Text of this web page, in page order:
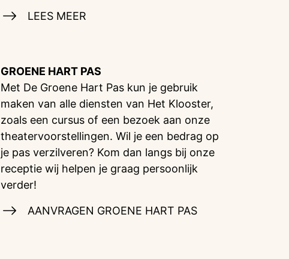
LEES MEER
GROENE HART PAS
Met De Groene Hart Pas kun je gebruik
maken van alle diensten van Het Klooster,
zoals een cursus of een bezoek aan onze
theatervoorstellingen. Wil je een bedrag op
je pas verzilveren? Kom dan langs bij onze
receptie wij helpen je graag persoonlijk
verder!
AANVRAGEN GROENE HART PAS